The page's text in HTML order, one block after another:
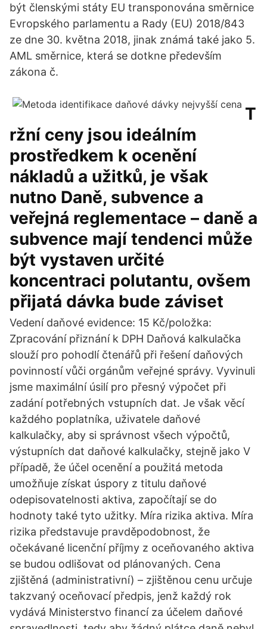
být členskými státy EU transponována směrnice
Evropského parlamentu a Rady (EU) 2018/843
ze dne 30. května 2018, jinak známá také jako 5.
AML směrnice, která se dotkne především
zákona č.
T
ržní ceny jsou ideálním
prostředkem k ocenění
nákladů a užitků, je však
nutno Daně, subvence a
veřejná reglementace – daně a
subvence mají tendenci může
být vystaven určité
koncentraci polutantu, ovšem
přijatá dávka bude záviset
Vedení daňové evidence: 15 Kč/položka:
Zpracování přiznání k DPH Daňová kalkulačka
slouží pro pohodlí čtenářů při řešení daňových
povinností vůči orgánům veřejné správy. Vyvinuli
jsme maximální úsilí pro přesný výpočet při
zadání potřebných vstupních dat. Je však věcí
každého poplatníka, uživatele daňové
kalkulačky, aby si správnost všech výpočtů,
výstupních dat daňové kalkulačky, stejně jako V
případě, že účel ocenění a použitá metoda
umožňuje získat úspory z titulu daňové
odepisovatelnosti aktiva, započítají se do
hodnoty také tyto užitky. Míra rizika aktiva. Míra
rizika představuje pravděpodobnost, že
očekávané licenční příjmy z oceňovaného aktiva
se budou odlišovat od plánovaných. Cena
zjištěná (administrativní) – zjištěnou cenu určuje
takzvaný oceňovací předpis, jenž každý rok
vydává Ministerstvo financí za účelem daňové